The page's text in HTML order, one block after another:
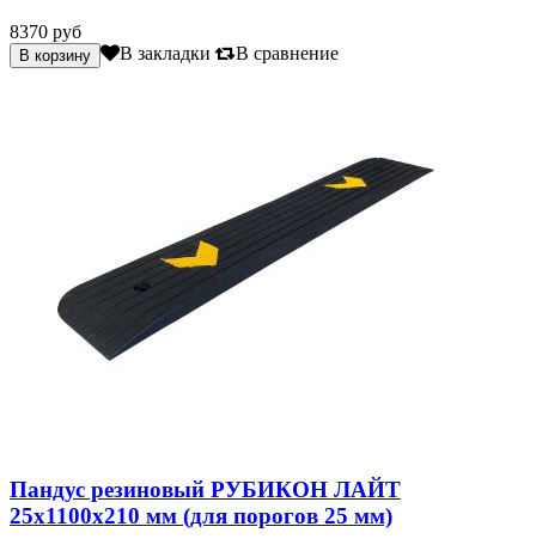
8370 руб
В закладки В сравнение
Пандус резиновый РУБИКОН ЛАЙТ
25х1100х210 мм (для порогов 25 мм)